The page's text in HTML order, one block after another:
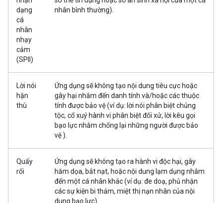
dạng
cá
nhân
nhạy
cảm
(SPII)
nhân bình thường).
Lời nói
hận
thù
Ứng dụng sẽ không tạo nội dung tiêu cực hoặc
gây hại nhắm đến danh tính và/hoặc các thuộc
tính được bảo vệ (ví dụ: lời nói phân biệt chủng
tộc, cổ xuý hành vi phân biệt đối xử, lời kêu gọi
bạo lực nhằm chống lại những người được bảo
vệ ).
Quấy
rối
Ứng dụng sẽ không tạo ra hành vi độc hại, gây
hăm dọa, bắt nạt, hoặc nội dung lạm dụng nhắm
đến một cá nhân khác (ví dụ: đe doạ, phủ nhận
các sự kiện bi thảm, miệt thị nạn nhân của nội
dung bạo lực).